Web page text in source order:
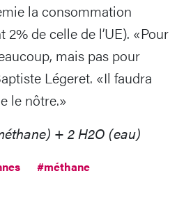
la consommation
de celle de l’UE). «Pour
mais pas pour
Légeret. «Il faudra
le nôtre.»
+ 2 H2O (eau)
#méthane